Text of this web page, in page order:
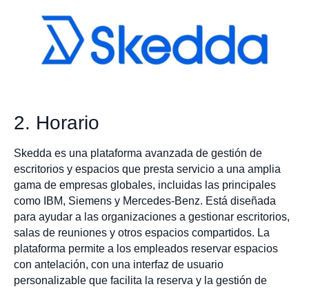
2. Horario
Skedda es una plataforma avanzada de gestión de
escritorios y espacios que presta servicio a una amplia
gama de empresas globales, incluidas las principales
como IBM, Siemens y Mercedes-Benz. Está diseñada
para ayudar a las organizaciones a gestionar escritorios,
salas de reuniones y otros espacios compartidos. La
plataforma permite a los empleados reservar espacios
con antelación, con una interfaz de usuario
personalizable que facilita la reserva y la gestión de